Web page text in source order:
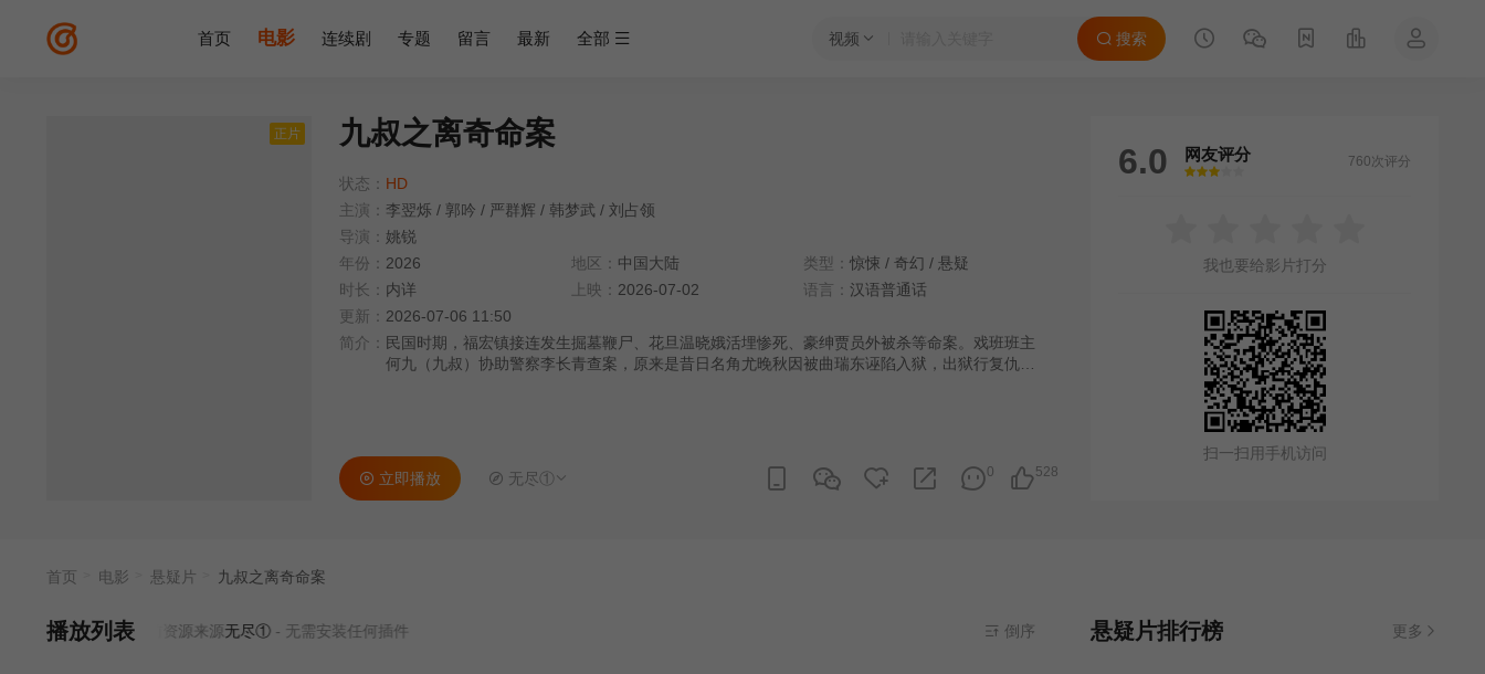
视频 搜索
首页 电影 连续剧 专题 留言 最新 全部
正片 九叔之离奇命案
状态： HD
主演： 李翌烁 / 郭吟 / 严群辉 / 韩梦武 / 刘占领
导演： 姚锐
年份： 2026 地区： 中国大陆 类型： 惊悚 / 奇幻 / 悬疑
时长： 内详 上映： 2026-07-02 语言： 汉语普通话
更新： 2026-07-06 11:50
简介： 民国时期，福宏镇接连发生掘墓鞭尸、花旦温晓娥活埋惨死、豪绅贾员外被杀等命案。戏班班主
何九（九叔）协助警察李长青查案，原来是昔日名角尤晚秋因被曲瑞东诬陷入狱，出狱行复仇之
528
0
立即播放 无尽①
6.0 网友评分
很差
较差还行推荐力荐
760次评分
我也要给影片打分
扫一扫用手机访问
首页 电影 悬疑片 九叔之离奇命案
播放列表当前资源来源无尽①- 无需安装任何插件 倒序 悬疑片排行榜 更多